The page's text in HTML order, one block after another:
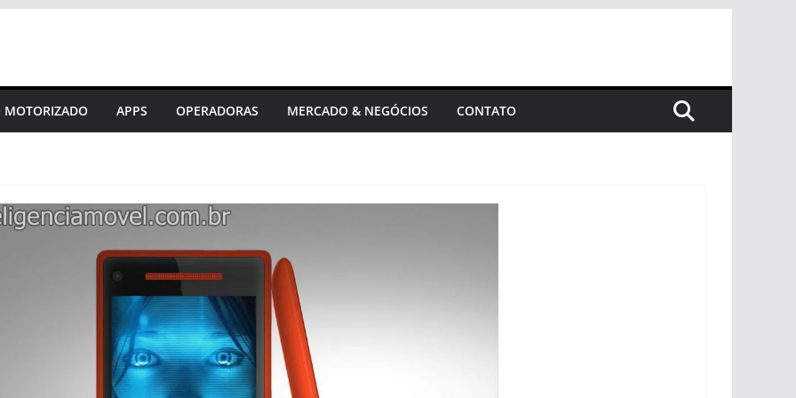
APPS OPERADORAS MERCADO & NEGÓCIOS CONTATO